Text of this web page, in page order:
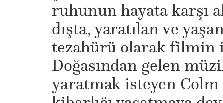
ruhunun hayata karşı
dışta, yaratılan ve
tezahürü olarak filmin
Doğasından gelen
yaratmak isteyen Colm